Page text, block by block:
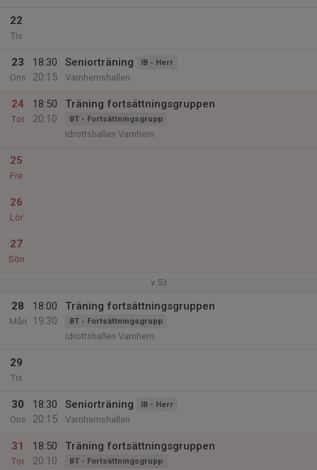
22
Tis
23
Ons
18:30
20:15
Seniorträning IB - Herr
Varnhemshallen
24
Tor
18:50
20:10
Träning fortsättningsgruppen
BT - Fortsättningsgrupp
Idrottshallen Varnhem
25
Fre
26
Lör
27
Sön
v.53
28
Mån
18:00
19:30
Träning fortsättningsgruppen
BT - Fortsättningsgrupp
Idrottshallen Varnhem
29
Tis
30
Ons
18:30
20:15
Seniorträning IB - Herr
Varnhemshallen
31
Tor
18:50
20:10
Träning fortsättningsgruppen
BT - Fortsättningsgrupp